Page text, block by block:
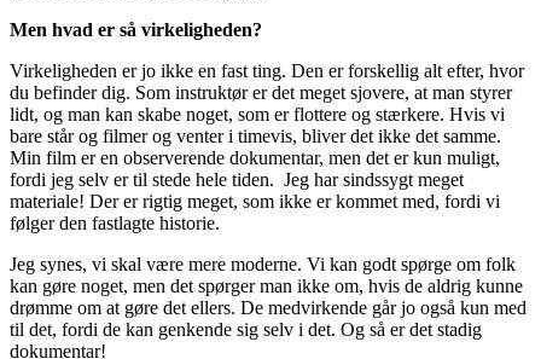
Men hvad er så virkeligheden?
Virkeligheden er jo ikke en fast ting. Den er forskellig alt efter, hvor
du befinder dig. Som instruktør er det meget sjovere, at man styrer
lidt, og man kan skabe noget, som er flottere og stærkere. Hvis vi
bare står og filmer og venter i timevis, bliver det ikke det samme.
Min film er en observerende dokumentar, men det er kun muligt,
fordi jeg selv er til stede hele tiden. Jeg har sindssygt meget
materiale! Der er rigtig meget, som ikke er kommet med, fordi vi
følger den fastlagte historie.
Jeg synes, vi skal være mere moderne. Vi kan godt spørge om folk
kan gøre noget, men det spørger man ikke om, hvis de aldrig kunne
drømme om at gøre det ellers. De medvirkende går jo også kun med
til det, fordi de kan genkende sig selv i det. Og så er det stadig
dokumentar!